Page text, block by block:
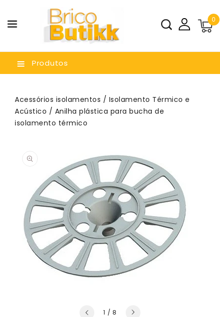
0
Produtos
Acessórios isolamentos / Isolamento Térmico e
Acústico / Anilha plástica para bucha de
isolamento térmico
1 /de
8